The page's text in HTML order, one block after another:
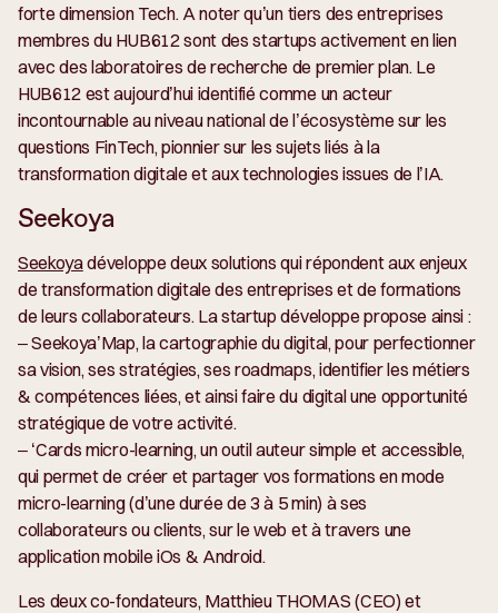
forte dimension Tech. A noter qu’un tiers des entreprises
membres du HUB612 sont des startups activement en lien
avec des laboratoires de recherche de premier plan. Le
HUB612 est aujourd’hui identifié comme un acteur
incontournable au niveau national de l’écosystème sur les
questions FinTech, pionnier sur les sujets liés à la
transformation digitale et aux technologies issues de l’IA.
Seekoya
Seekoyadéveloppe deux solutions qui répondent aux enjeux
de transformation digitale des entreprises et de formations
de leurs collaborateurs. La startup développe propose ainsi :
– Seekoya’Map, la cartographie du digital, pour perfectionner
sa vision, ses stratégies, ses roadmaps, identifier les métiers
& compétences liées, et ainsi faire du digital une opportunité
stratégique de votre activité.
– ‘Cards micro-learning, un outil auteur simple et accessible,
qui permet de créer et partager vos formations en mode
micro-learning (d’une durée de 3 à 5 min) à ses
collaborateurs ou clients, sur le web et à travers une
application mobile iOs & Android.
Les deux co-fondateurs, Matthieu THOMAS (CEO) et